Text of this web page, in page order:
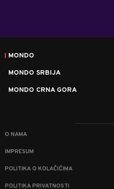
MONDO
MONDO SRBIJA
MONDO CRNA GORA
O NAMA
IMPRESUM
POLITIKA O KOLAČIĆIMA
POLITIKA PRIVATNOSTI